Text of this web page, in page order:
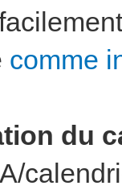
comme
du